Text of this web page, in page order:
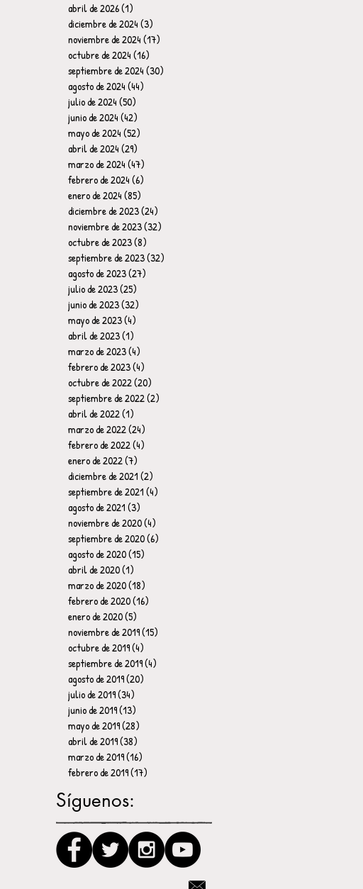
abril de 2026(1)
diciembre de 2024(3)
noviembre de 2024(17)
octubre de 2024(16)
septiembre de 2024(30)
agosto de 2024(44)
julio de 2024(50)
junio de 2024(42)
mayo de 2024(52)
abril de 2024(29)
marzo de 2024(47)
febrero de 2024(6)
enero de 2024(85)
diciembre de 2023(24)
noviembre de 2023(32)
octubre de 2023(8)
septiembre de 2023(32)
agosto de 2023(27)
julio de 2023(25)
junio de 2023(32)
mayo de 2023(4)
abril de 2023(1)
marzo de 2023(4)
febrero de 2023(4)
octubre de 2022(20)
septiembre de 2022(2)
abril de 2022(1)
marzo de 2022(24)
febrero de 2022(4)
enero de 2022(7)
diciembre de 2021(2)
septiembre de 2021(4)
agosto de 2021(3)
noviembre de 2020(4)
septiembre de 2020(6)
agosto de 2020(15)
abril de 2020(1)
marzo de 2020(18)
febrero de 2020(16)
enero de 2020(5)
noviembre de 2019(15)
octubre de 2019(4)
septiembre de 2019(4)
agosto de 2019(20)
julio de 2019(34)
junio de 2019(13)
mayo de 2019(28)
abril de 2019(38)
marzo de 2019(16)
febrero de 2019(17)
Síguenos: